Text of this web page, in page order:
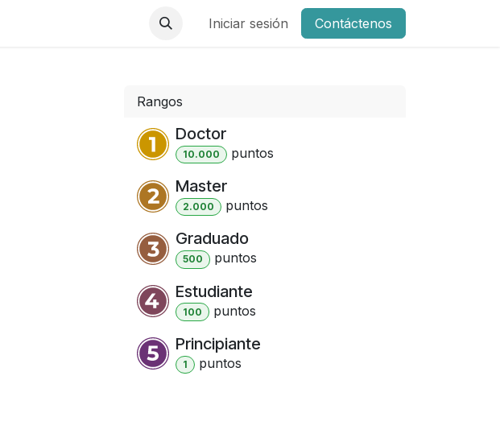
Iniciar sesión Contáctenos
Rangos
Doctor
10.000 puntos
Master
2.000 puntos
Graduado
500 puntos
Estudiante
100 puntos
Principiante
1 puntos